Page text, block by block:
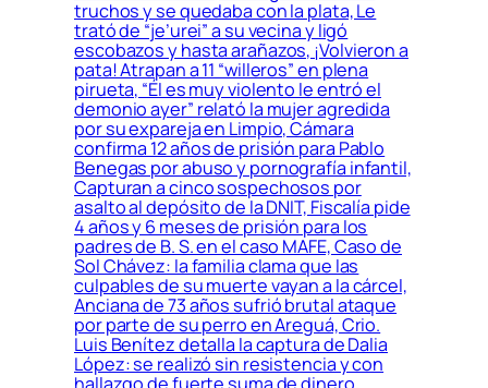
truchos y se quedaba con la plata, Le
trató de “je’urei” a su vecina y ligó
escobazos y hasta arañazos, ¡Volvieron a
pata! Atrapan a 11 “willeros” en plena
pirueta, “Él es muy violento le entró el
demonio ayer” relató la mujer agredida
por su expareja en Limpio, Cámara
confirma 12 años de prisión para Pablo
Benegas por abuso y pornografía infantil,
Capturan a cinco sospechosos por
asalto al depósito de la DNIT, Fiscalía pide
4 años y 6 meses de prisión para los
padres de B. S. en el caso MAFE, Caso de
Sol Chávez: la familia clama que las
culpables de su muerte vayan a la cárcel,
Anciana de 73 años sufrió brutal ataque
por parte de su perro en Areguá, Crio.
Luis Benítez detalla la captura de Dalia
López: se realizó sin resistencia y con